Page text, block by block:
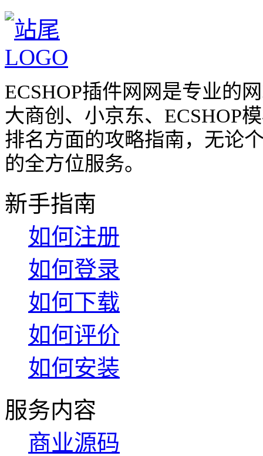
ECSHOP插件网网是专业的
大商创、小京东、ECSHOP
排名方面的攻略指南，无论
的全方位服务。
新手指南
如何注册
如何登录
如何下载
如何评价
如何安装
服务内容
商业源码